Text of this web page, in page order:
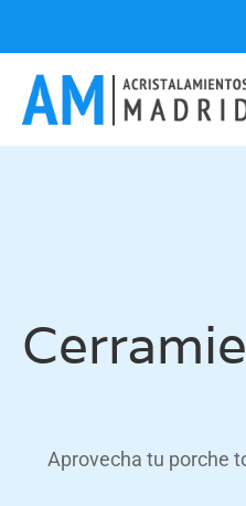
Aprovecha tu porche